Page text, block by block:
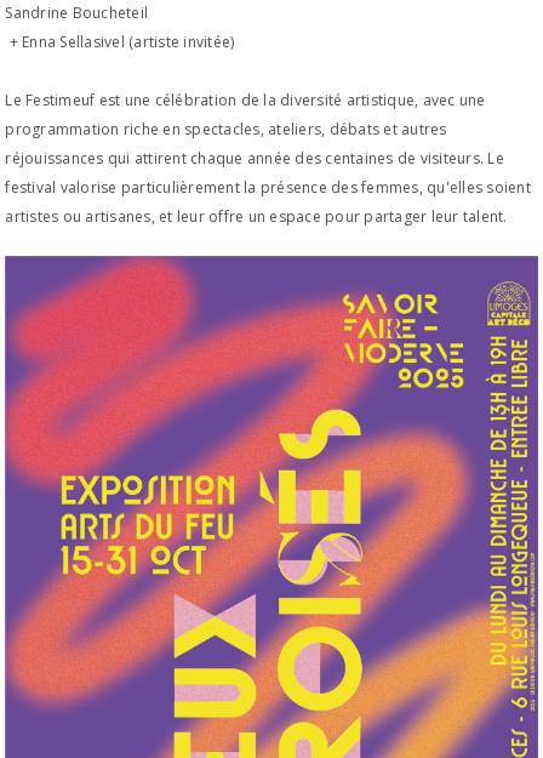
Sandrine Boucheteil
+ Enna Sellasivel (artiste invitée)
Le Festimeuf est une célébration de la diversité artistique, avec une
programmation riche en spectacles, ateliers, débats et autres
réjouissances qui attirent chaque année des centaines de visiteurs. Le
festival valorise particulièrement la présence des femmes, qu'elles soient
artistes ou artisanes, et leur offre un espace pour partager leur talent.